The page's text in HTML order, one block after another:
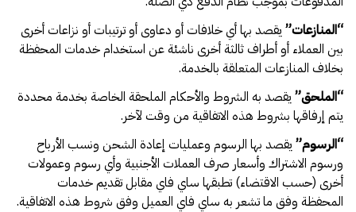
“المنازعات” يقصد بها أي خلافات أو دعاوى أو ترتيبات أو نزاعات أخرى
بين العملاء أو أطراف ثالثة أخرى ناشئة عن استخدام خدمات المحفظة
بخلاف المنازعات المتعلقة بالخدمة.
“الملحق” يقصد به الشروط والأحكام الملحقة الخاصة بخدمة محددة
يتم إرفاقها بشروط هذه الاتفاقية من وقت لآخر.
“الرسوم” يقصد بها الرسوم وعمليات إعادة الشحن ونسب الأرباح
ورسوم الاشتراك وأسعار صرف العملات الأجنبية وأي رسوم وعمولات
أخرى (حسب الاقتضاء) تطبقها ساي فاي مقابل تقديم خدمات
المحفظة وفق ما تشعر به ساي فاي العميل وفق شروط هذه الاتفاقية.